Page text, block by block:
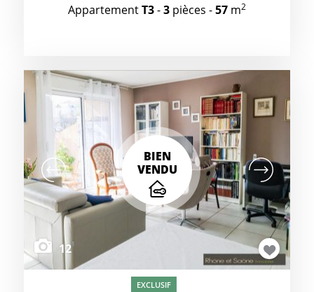
AppartementT3-3 pièces -57 m2
BIEN
VENDU
12
EXCLUSIF